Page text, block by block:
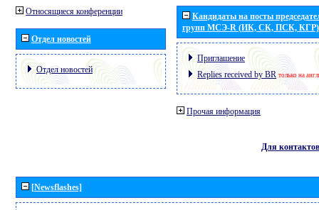
Относящиеся конференции
Отдел новостей
Отдел новостей
Кандидаты на посты
групп МСЭ-R (ИК, СК, ПСК, КГР)
Приглашение
Replies received by BR только на
Прочая информация
Для контактов
[Newsflashes]